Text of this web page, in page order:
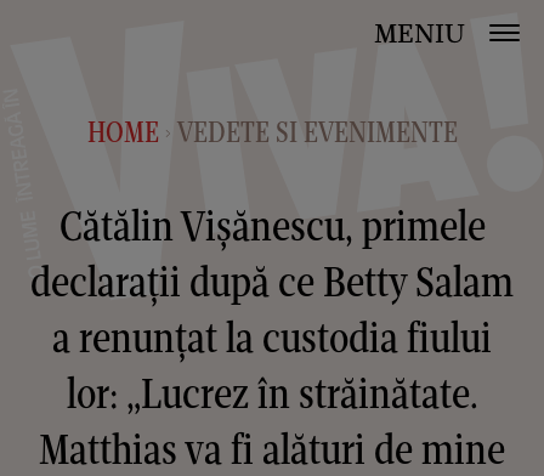
MENIU
HOME > VEDETE SI EVENIMENTE
Cătălin Vișănescu, primele
declarații după ce Betty Salam
a renunțat la custodia fiului
lor: „Lucrez în străinătate.
Matthias va fi alături de mine